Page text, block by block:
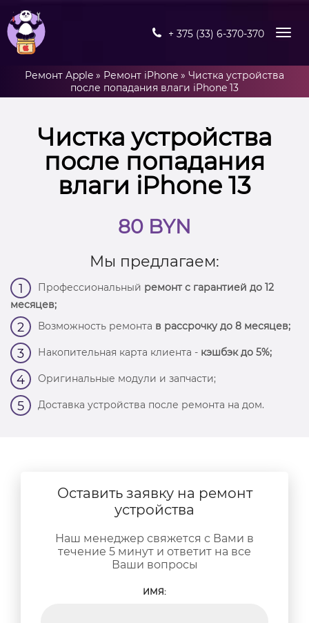
+ 375 (33) 6-370-370
Ремонт Apple » Ремонт iPhone » Чистка устройства
после попадания влаги iPhone 13
Чистка устройства
после попадания
влаги iPhone 13
80 BYN
Мы предлагаем:
1 Профессиональный ремонт с гарантией до 12
месяцев;
2 Возможность ремонта в рассрочку до 8 месяцев;
3 Накопительная карта клиента - кэшбэк до 5%;
4 Оригинальные модули и запчасти;
5 Доставка устройства после ремонта на дом.
Оставить заявку на ремонт
устройства
Наш менеджер свяжется с Вами в
течение 5 минут и ответит на все
Ваши вопросы
ИМЯ: